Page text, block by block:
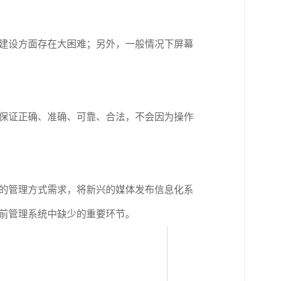
设方面存在大困难；另外，一般情况下屏幕
证正确、准确、可靠、合法，不会因为操作
管理方式需求，将新兴的媒体发布信息化系
理系统中缺少的重要环节。